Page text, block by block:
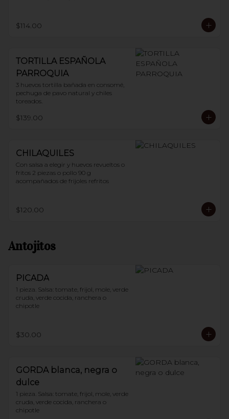
$114.00
TORTILLA ESPAÑOLA
PARROQUIA
3 huevos tortilla bañada en consomé,
pechuga de pavo natural y chiles
toreados.
$139.00
CHILAQUILES
Con salsa a elegir y huevos revueltos o
fritos 2 piezas o pollo 90 g
acompañados de frijoles refritos
$120.00
Antojitos
PICADA
1 pieza. Salsa: tomate, frijol, mole, verde
cruda, verde cocida, ranchera o
chipotle
$30.00
GORDA blanca, negra o
dulce
1 pieza. Salsa: tomate, frijol, mole, verde
cruda, verde cocida, ranchera o
chipotle